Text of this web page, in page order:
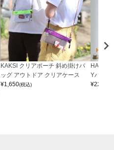
KAKSI クリアポーチ 斜め掛けバ
ッグ アウトドア クリアケース
¥1,650(税込)
Yバッグ
¥22,000